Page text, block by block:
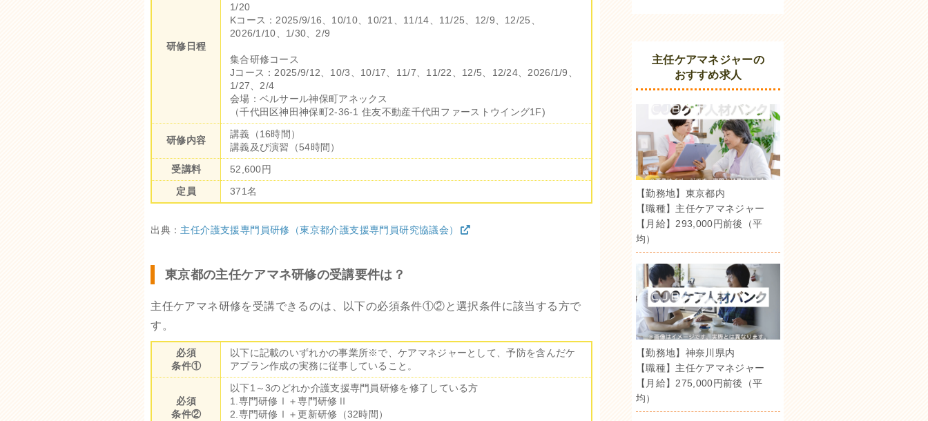
研修日程
1/20
Kコース：2025/9/16、10/10、10/21、11/14、11/25、12/9、12/25、
2026/1/10、1/30、2/9
集合研修コース
Jコース：2025/9/12、10/3、10/17、11/7、11/22、12/5、12/24、2026/1/9、
1/27、2/4
会場：ベルサール神保町アネックス
（千代田区神田神保町2-36-1 住友不動産千代田ファーストウイング1F)
研修内容
講義（16時間）
講義及び演習（54時間）
受講料
52,600円
定員
371名
出典： 主任介護支援専門員研修（東京都介護支援専門員研究協議会）
東京都の主任ケアマネ研修の受講要件は？
主任ケアマネ研修を受講できるのは、以下の必須条件①②と選択条件に該当する方で
す。
必須
条件①
以下に記載のいずれかの事業所※で、ケアマネジャーとして、予防を含んだケ
アプラン作成の実務に従事していること。
必須
条件②
以下1～3のどれか介護支援専門員研修を修了している方
1.専門研修Ⅰ＋専門研修Ⅱ
2.専門研修Ⅰ＋更新研修（32時間）
主任ケアマネジャーの
おすすめ求人
【勤務地】東京都内
【職種】主任ケアマネジャー
【月給】293,000円前後（平
均）
【勤務地】神奈川県内
【職種】主任ケアマネジャー
【月給】275,000円前後（平
均）